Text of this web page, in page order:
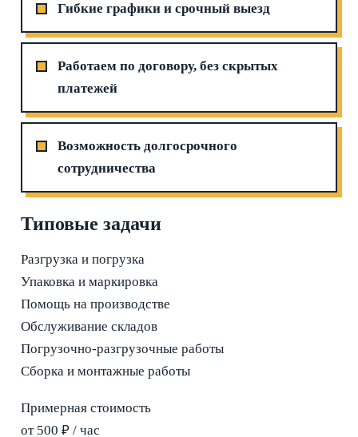
Гибкие графики и срочный выезд
Работаем по договору, без скрытых
платежей
Возможность долгосрочного
сотрудничества
Типовые задачи
Разгрузка и погрузка
Упаковка и маркировка
Помощь на производстве
Обслуживание складов
Погрузочно-разгрузочные работы
Сборка и монтажные работы
Примерная стоимость
от 500 ₽ / час